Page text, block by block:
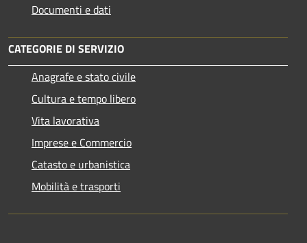
Documenti e dati
CATEGORIE DI SERVIZIO
Anagrafe e stato civile
Cultura e tempo libero
Vita lavorativa
Imprese e Commercio
Catasto e urbanistica
Mobilità e trasporti